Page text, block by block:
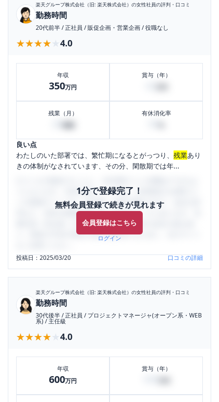
楽天グループ株式会社（旧: 楽天株式会社） の女性社員の評判・口コミ
勤務時間
20代前半/正社員 /販促企画・営業企画/役職なし
★★★★★
★★★★★ 4.0
年収
350万円
賞与（年）
残業（月） 有休消化率
良い点
わたしのいた部署では、繁忙期になるとがっつり、 残業あり
きの体制がなされています、その分、閑散期では年...
1分で登録完了！
無料会員登録で続きが見れます
会員登録はこちら
ログイン
うになります。SHEHUB(シーハブ)は、女性限定の企業口コ
ミの投稿サイトです。給与面・女性の働きやすさ・会社の評
判など、女性の転職は気にすべき点がたくさんあります。先
輩社員（元社員）の口コミを通して、本当の会社の姿を知
り、将来の不安や現在の悩みを解消するために、ぜひサイト
投稿日：2025/03/20 口コミの詳細
楽天グループ株式会社（旧: 楽天株式会社） の女性社員の評判・口コミ
勤務時間
30代後半/正社員 /プロジェクトマネージャ(オープン系・WEB
系)/主任級
★★★★★
★★★★★ 4.0
年収
600万円
賞与（年）